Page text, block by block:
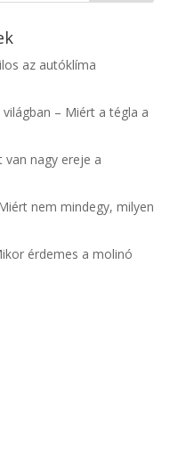
az autóklíma
– Miért a tégla a
nagy ereje a
nem mindegy, milyen
érdemes a molinó